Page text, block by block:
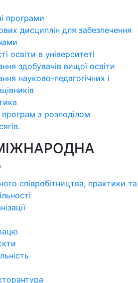
програми
дисциплін для забезпечення
освіти в університеті
здобувачів вищої освіти
науково-педагогічних і
програм з розподілoм
співробітництва, практики та